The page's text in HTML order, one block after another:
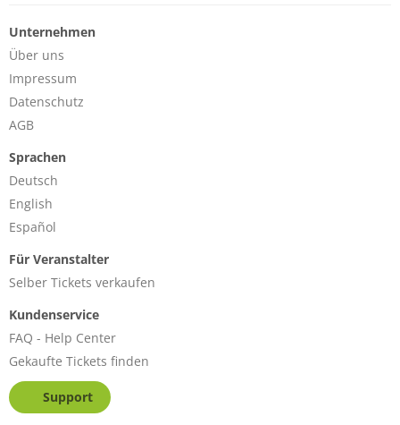
Unternehmen
Über uns
Impressum
Datenschutz
AGB
Sprachen
Deutsch
English
Español
Für Veranstalter
Selber Tickets verkaufen
Kundenservice
FAQ - Help Center
Gekaufte Tickets finden
Support